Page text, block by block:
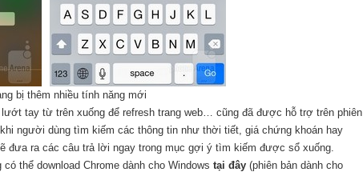
bị thêm nhiều tính năng mới
tay từ trên xuống để refresh trang web… cũng đã được hỗ trợ trên phiên
người dùng tìm kiếm các thông tin như thời tiết, giá chứng khoán hay
đưa ra các câu trả lời ngay trong mục gợi ý tìm kiếm được sổ xuống.
thể download Chrome dành cho Windows tại đây(phiên bản dành cho